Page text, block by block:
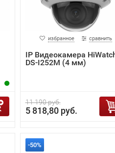
избранное сравнить
IP Видеокамера
DS-I252M (4 мм)
11 190 руб.
5 818,80 руб.
-50%